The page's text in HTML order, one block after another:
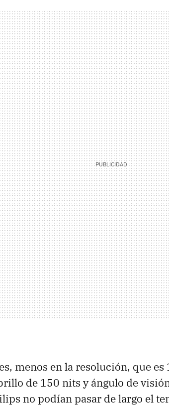
menos en la resolución, que
de 150 nits y ángulo de
no podían pasar de largo el